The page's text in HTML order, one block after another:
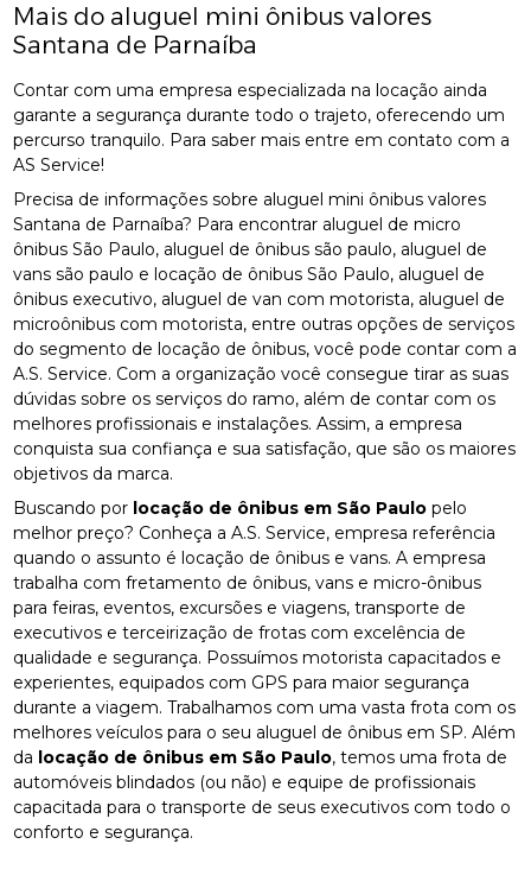
Mais do aluguel mini ônibus valores
Santana de Parnaíba
Contar com uma empresa especializada na locação ainda
garante a segurança durante todo o trajeto, oferecendo um
percurso tranquilo. Para saber mais entre em contato com a
AS Service!
Precisa de informações sobre aluguel mini ônibus valores
Santana de Parnaíba? Para encontrar aluguel de micro
ônibus São Paulo, aluguel de ônibus são paulo, aluguel de
vans são paulo e locação de ônibus São Paulo, aluguel de
ônibus executivo, aluguel de van com motorista, aluguel de
microônibus com motorista, entre outras opções de serviços
do segmento de locação de ônibus, você pode contar com a
A.S. Service. Com a organização você consegue tirar as suas
dúvidas sobre os serviços do ramo, além de contar com os
melhores profissionais e instalações. Assim, a empresa
conquista sua confiança e sua satisfação, que são os maiores
objetivos da marca.
Buscando por locação de ônibus em São Paulo pelo
melhor preço? Conheça a A.S. Service, empresa referência
quando o assunto é locação de ônibus e vans. A empresa
trabalha com fretamento de ônibus, vans e micro-ônibus
para feiras, eventos, excursões e viagens, transporte de
executivos e terceirização de frotas com excelência de
qualidade e segurança. Possuímos motorista capacitados e
experientes, equipados com GPS para maior segurança
durante a viagem. Trabalhamos com uma vasta frota com os
melhores veículos para o seu aluguel de ônibus em SP. Além
da locação de ônibus em São Paulo, temos uma frota de
automóveis blindados (ou não) e equipe de profissionais
capacitada para o transporte de seus executivos com todo o
conforto e segurança.